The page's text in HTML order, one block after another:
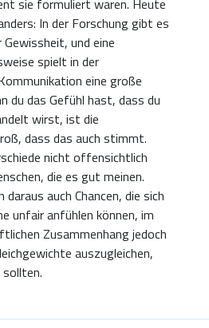
sie formuliert waren. Heute
In der Forschung gibt es
und eine
spielt in der
eine große
du das Gefühl hast, dass du
wirst, ist die
dass das auch stimmt.
nicht offensichtlich
die es gut meinen.
auch Chancen, die sich
unfair anfühlen können, im
Zusammenhang jedoch
auszugleichen,